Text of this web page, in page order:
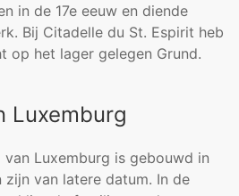
in de 17e eeuw en diende
Bij Citadelle du St. Espirit heb
op het lager gelegen Grund.
Luxemburg
van Luxemburg is gebouwd in
zijn van latere datum. In de